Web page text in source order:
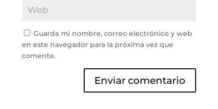
Guarda mi nombre, correo electrónico y web
en este navegador para la próxima vez que
comente.